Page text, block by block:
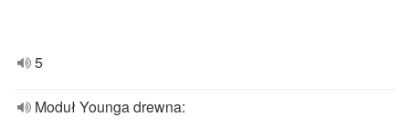
5
Moduł Younga drewna: